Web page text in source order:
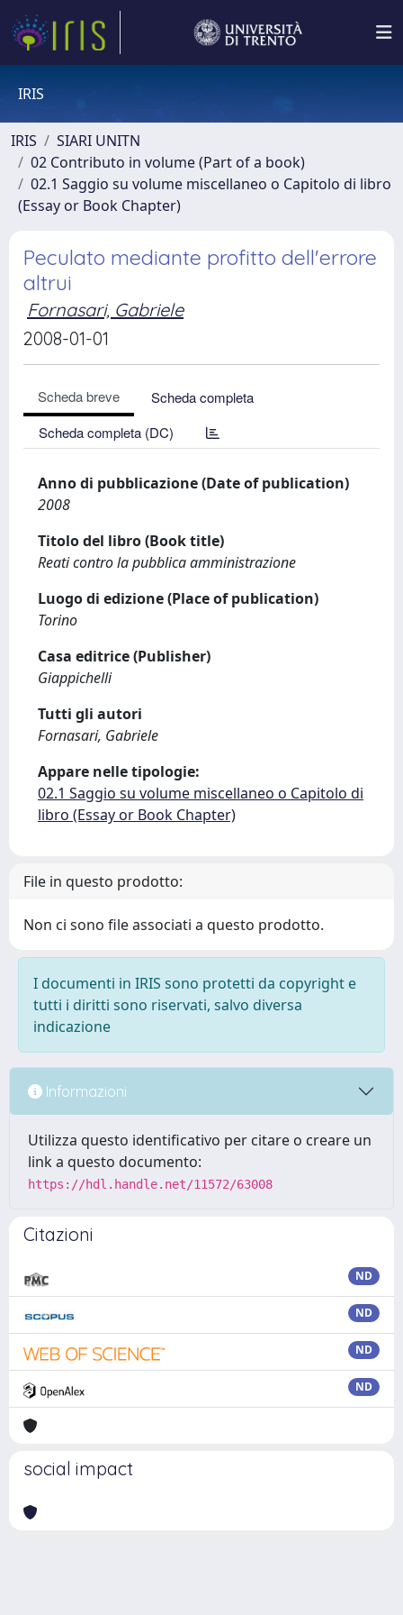
IRIS
IRIS
SIARI UNITN
02 Contributo in volume (Part of a book)
02.1 Saggio su volume miscellaneo o Capitolo di libro
(Essay or Book Chapter)
Peculato mediante profitto dell'errore
altrui
Fornasari, Gabriele
2008-01-01
Scheda breve
Scheda completa
Scheda completa (DC)
Anno di pubblicazione (Date of publication)
2008
Titolo del libro (Book title)
Reati contro la pubblica amministrazione
Luogo di edizione (Place of publication)
Torino
Casa editrice (Publisher)
Giappichelli
Tutti gli autori
Fornasari, Gabriele
Appare nelle tipologie:
02.1 Saggio su volume miscellaneo o Capitolo di
libro (Essay or Book Chapter)
File in questo prodotto:
Non ci sono file associati a questo prodotto.
I documenti in IRIS sono protetti da copyright e
tutti i diritti sono riservati, salvo diversa
indicazione
Informazioni
Utilizza questo identificativo per citare o creare un
link a questo documento:
https://hdl.handle.net/11572/63008
Citazioni
ND
ND
ND
ND
social impact